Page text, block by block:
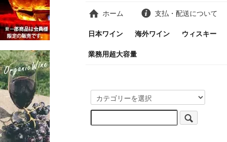
ホーム 支払・配送について
日本ワイン 海外ワイン ウィスキー
業務用超大容量